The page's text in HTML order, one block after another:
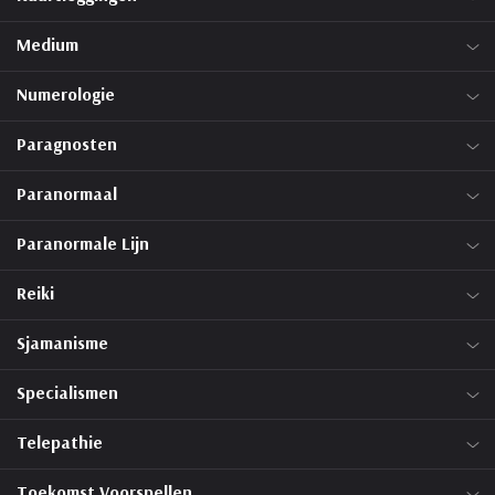
Medium
Numerologie
Paragnosten
Paranormaal
Paranormale Lijn
Reiki
Sjamanisme
Specialismen
Telepathie